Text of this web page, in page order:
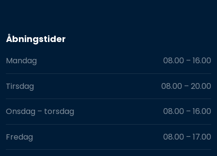
Åbningstider​
Mandag 08.00 – 16.00​
Tirsdag 08.00 – 20.00​
Onsdag – torsdag 08.00 – 16.00​
Fredag 08.00 – 17.00​